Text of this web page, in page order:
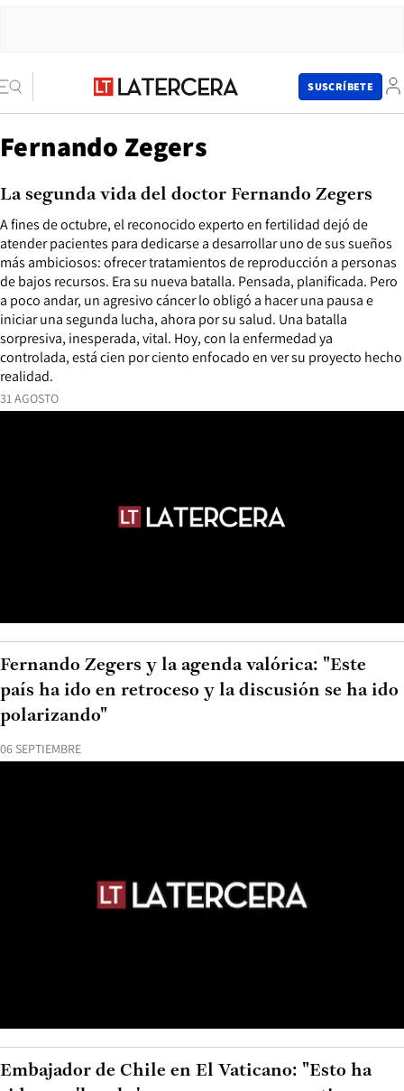
SUSCRÍBETE
Fernando Zegers
31 AGOSTO
A fines de octubre, el reconocido experto en fertilidad dejó de
atender pacientes para dedicarse a desarrollar uno de sus sueños
más ambiciosos: ofrecer tratamientos de reproducción a personas
de bajos recursos. Era su nueva batalla. Pensada, planificada. Pero
a poco andar, un agresivo cáncer lo obligó a hacer una pausa e
iniciar una segunda lucha, ahora por su salud. Una batalla
sorpresiva, inesperada, vital. Hoy, con la enfermedad ya
controlada, está cien por ciento enfocado en ver su proyecto hecho
realidad.
La segunda vida del doctor Fernando Zegers
06 SEPTIEMBRE
Fernando Zegers y la agenda valórica: "Este
país ha ido en retroceso y la discusión se ha ido
polarizando"
Embajador de Chile en El Vaticano: "Esto ha